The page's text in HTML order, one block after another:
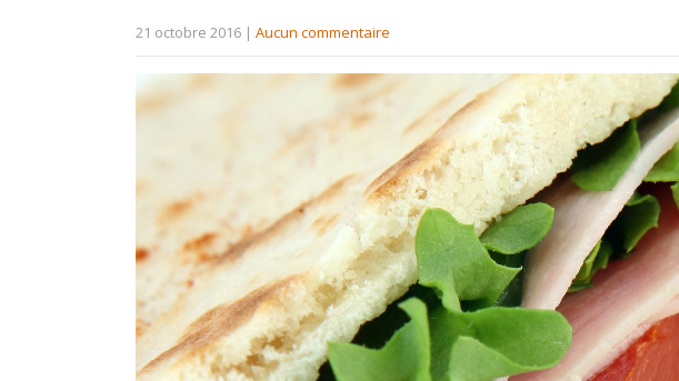
21 octobre 2016 | Aucun commentaire